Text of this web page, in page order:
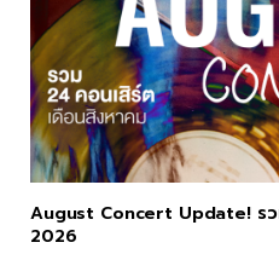
August Concert Update! รว
2026